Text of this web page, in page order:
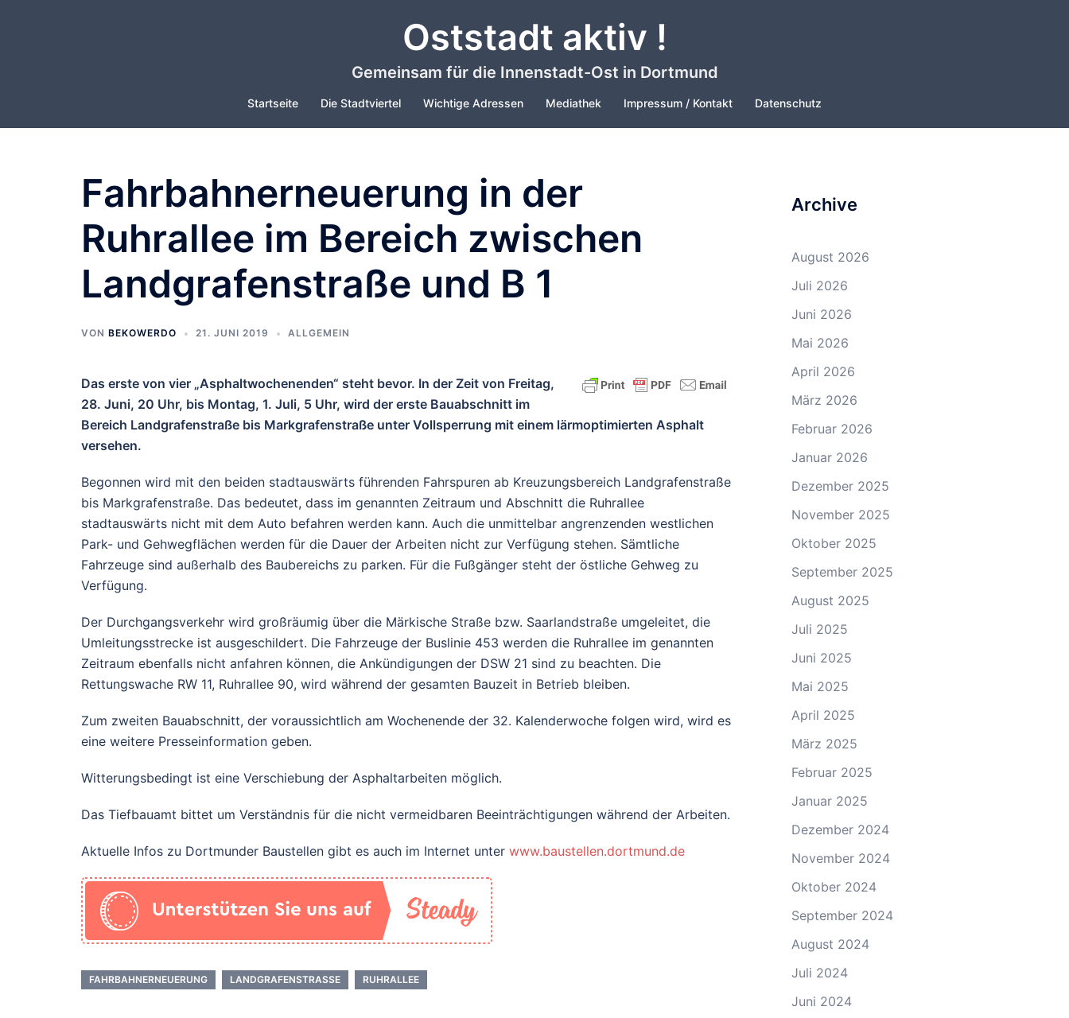
Oststadt aktiv !
Gemeinsam für die Innenstadt-Ost in Dortmund
Startseite Die Stadtviertel Wichtige Adressen Mediathek Impressum / Kontakt Datenschutz
Fahrbahnerneuerung in der
Ruhrallee im Bereich zwischen
Landgrafenstraße und B 1
VON BEKOWERDO 21. JUNI 2019 ALLGEMEIN
Das erste von vier „Asphaltwochenenden“ steht bevor. In der Zeit von Freitag,
28. Juni, 20 Uhr, bis Montag, 1. Juli, 5 Uhr, wird der erste Bauabschnitt im
Bereich Landgrafenstraße bis Markgrafenstraße unter Vollsperrung mit einem lärmoptimierten Asphalt
versehen.
Begonnen wird mit den beiden stadtauswärts führenden Fahrspuren ab Kreuzungsbereich Landgrafenstraße
bis Markgrafenstraße. Das bedeutet, dass im genannten Zeitraum und Abschnitt die Ruhrallee
stadtauswärts nicht mit dem Auto befahren werden kann. Auch die unmittelbar angrenzenden westlichen
Park- und Gehwegflächen werden für die Dauer der Arbeiten nicht zur Verfügung stehen. Sämtliche
Fahrzeuge sind außerhalb des Baubereichs zu parken. Für die Fußgänger steht der östliche Gehweg zu
Verfügung.
Der Durchgangsverkehr wird großräumig über die Märkische Straße bzw. Saarlandstraße umgeleitet, die
Umleitungsstrecke ist ausgeschildert. Die Fahrzeuge der Buslinie 453 werden die Ruhrallee im genannten
Zeitraum ebenfalls nicht anfahren können, die Ankündigungen der DSW 21 sind zu beachten. Die
Rettungswache RW 11, Ruhrallee 90, wird während der gesamten Bauzeit in Betrieb bleiben.
Zum zweiten Bauabschnitt, der voraussichtlich am Wochenende der 32. Kalenderwoche folgen wird, wird es
eine weitere Presseinformation geben.
Witterungsbedingt ist eine Verschiebung der Asphaltarbeiten möglich.
Das Tiefbauamt bittet um Verständnis für die nicht vermeidbaren Beeinträchtigungen während der Arbeiten.
Aktuelle Infos zu Dortmunder Baustellen gibt es auch im Internet unter www.baustellen.dortmund.de
FAHRBAHNERNEUERUNG LANDGRAFENSTRASSE RUHRALLEE
Archive
August 2026
Juli 2026
Juni 2026
Mai 2026
April 2026
März 2026
Februar 2026
Januar 2026
Dezember 2025
November 2025
Oktober 2025
September 2025
August 2025
Juli 2025
Juni 2025
Mai 2025
April 2025
März 2025
Februar 2025
Januar 2025
Dezember 2024
November 2024
Oktober 2024
September 2024
August 2024
Juli 2024
Juni 2024